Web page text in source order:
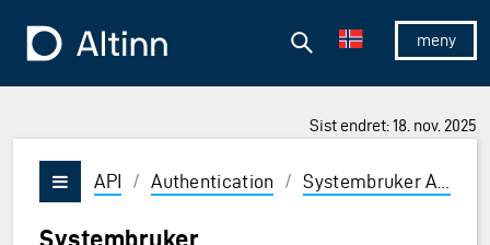
Vis/skjul
Søk
Sist endret: 18. nov. 2025
Vis/skjul meny
API / Authentication / Systembruker API
Systembruker